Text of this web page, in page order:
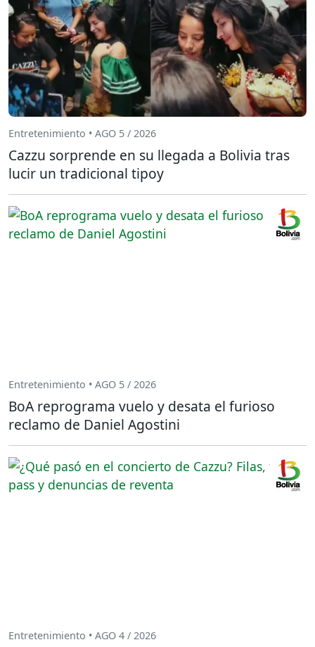
Entretenimiento • AGO 5 / 2026
Cazzu sorprende en su llegada a Bolivia tras
lucir un tradicional tipoy
Entretenimiento • AGO 5 / 2026
BoA reprograma vuelo y desata el furioso
reclamo de Daniel Agostini
Entretenimiento • AGO 4 / 2026